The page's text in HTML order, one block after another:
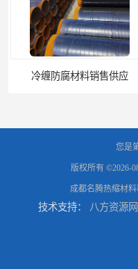
冷缠防腐材料供货商
您是
版权所有 ©2026-
成都名腾热缩材
技术支持： 八方资源网